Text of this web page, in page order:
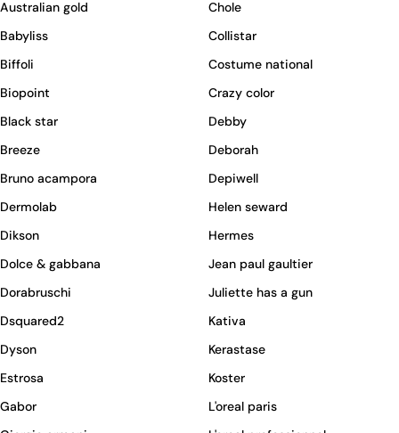
Australian gold
Babyliss
Biffoli
Biopoint
Black star
Breeze
Bruno acampora
Chole
Collistar
Costume national
Crazy color
Debby
Deborah
Depiwell
Dermolab
Dikson
Dolce & gabbana
Dorabruschi
Dsquared2
Dyson
Estrosa
Gabor
Helen seward
Hermes
Jean paul gaultier
Juliette has a gun
Kativa
Kerastase
Koster
L'oreal paris